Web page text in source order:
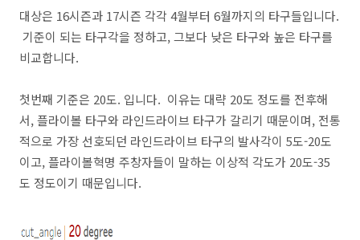
대상은 16시즌과 17시즌 각각 4월부터 6월까지의 타구들입니다.
기준이 되는 타구각을 정하고, 그보다 낮은 타구와 높은 타구를
비교합니다.
첫번째 기준은 20도. 입니다. 이유는 대략 20도 정도를 전후해
서, 플라이볼 타구와 라인드라이브 타구가 갈리기 때문이며, 전통
적으로 가장 선호되던 라인드라이브 타구의 발사각이 5도-20도
이고, 플라이볼혁명 주창자들이 말하는 이상적 각도가 20도-35
도 정도이기 때문입니다.